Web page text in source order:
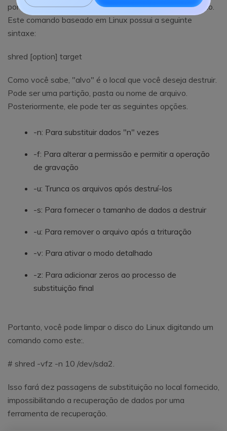
por outros dados, dificultando o processo de recuperação.
Este comando baseado em Linux possui a seguinte
sintaxe:
shred [option] target
Como você sabe, "alvo" é o local que você deseja destruir.
Pode ser uma partição, pasta ou nome de arquivo.
Posteriormente, ele pode ter as seguintes opções.
-n: Para substituir dados "n" vezes
-f: Para alterar a permissão e permitir a operação
de gravação
-u: Trunca os arquivos após destruí-los
-s: Para fornecer o tamanho de dados a destruir
-u: Para remover o arquivo após a trituração
-v: Para ativar o modo detalhado
-z: Para adicionar zeros ao processo de
substituição final
Portanto, você pode limpar o disco do Linux digitando um
comando como este:.
# shred -vfz -n 10 /dev/sda2.
Isso fará dez passagens de substituição no local fornecido,
impossibilitando a recuperação de dados por uma
ferramenta de recuperação.